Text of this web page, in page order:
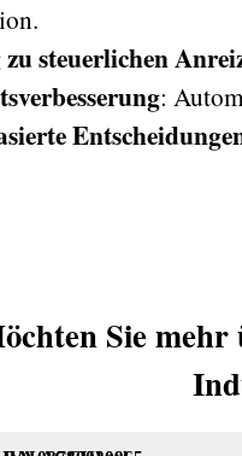
steuerlichen
:
Sie